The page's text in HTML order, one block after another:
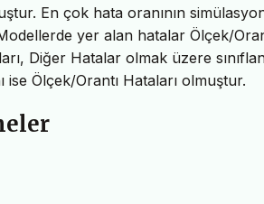
En çok hata oranının
yer alan hatalar Ölçek/
Diğer Hatalar olmak üzere
ise Ölçek/Orantı Hataları olmuştur.